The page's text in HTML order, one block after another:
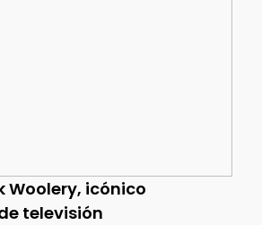
Woolery, icónico
televisión